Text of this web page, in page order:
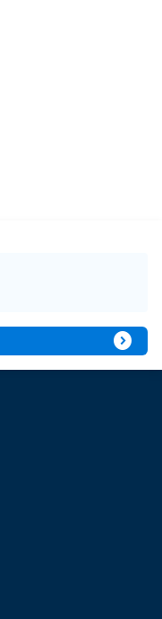
expand_circle_right